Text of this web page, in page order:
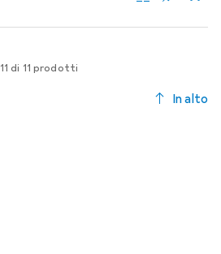
11 di 11 prodotti
In alto